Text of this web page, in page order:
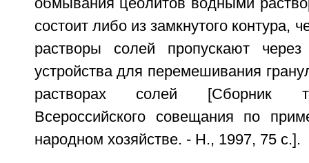
обмывания цеолитов водными
состоит либо из замкнутого контура,
растворы солей пропускают
устройства для перемешивания
растворах солей [Сборник
Всероссийского совещания по
народном хозяйстве. - Н., 1997, 75 с.].